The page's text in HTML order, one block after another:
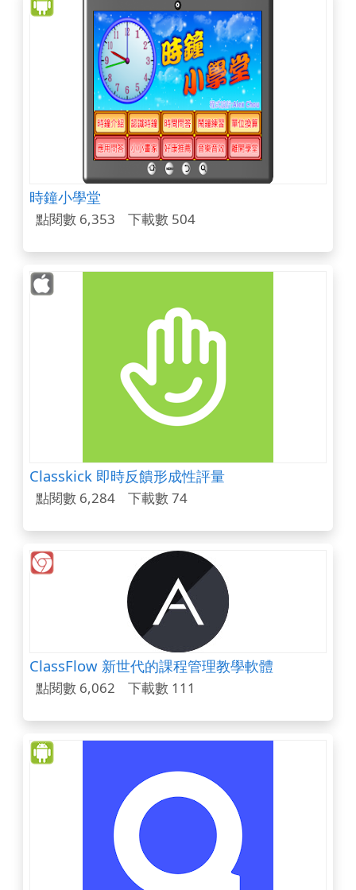
時鐘小學堂
點閱數 6,353 下載數 504
Classkick 即時反饋形成性評量
點閱數 6,284 下載數 74
ClassFlow 新世代的課程管理教學軟體
點閱數 6,062 下載數 111